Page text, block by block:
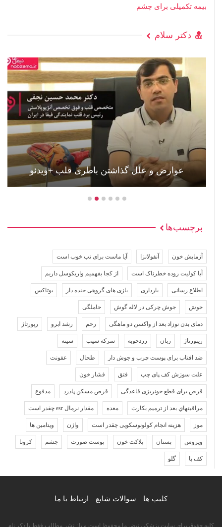
بیمه تکمیلی برای چشم
دکتر سلام
عوارض و علل گذاشتن باطری قلب +ویدئو
برچسب‌ها
آزمایش خون آنفولانزا آیا ماست برای تب خوب است
آیا کولیت روده خطرناک است از کجا بفهمیم واریکوسل داریم
اطلاع رسانی بارداری بازی های گروهی خنده دار بوتاکس
جوش جوش چرکی در لاله گوش حاملگی
دمای بدن نوزاد بعد از واکسن دو ماهگی رحم رشد ابرو رپورتاژ
ریپورتاژ زبان زردچوبه سرکه سیب سینه
ضد افتاب برای پوست چرب و جوش دار طحال عفونت
علت سوزش کف پای چپ فتق فشار خون
قرص برای قطع خونریزی قاعدگی قرص مسکن پادرد مدفوع
مراقبتهاي بعد از ترميم بكارت معده مقدار نرمال esr چقدر است
موز هزینه انجام کولونوسکوپی چقدر است واژن ویتامین ها
ویروس پستان پلاکت خون پوست صورت چشم کرونا
کف پا گلو
کلیپ ها سوالات شایع ارتباط با ما
کلیه حقوق برای سایت پزشکی نبض ما محفوظ است و باز نشر مطالب فقط با ذکر نام